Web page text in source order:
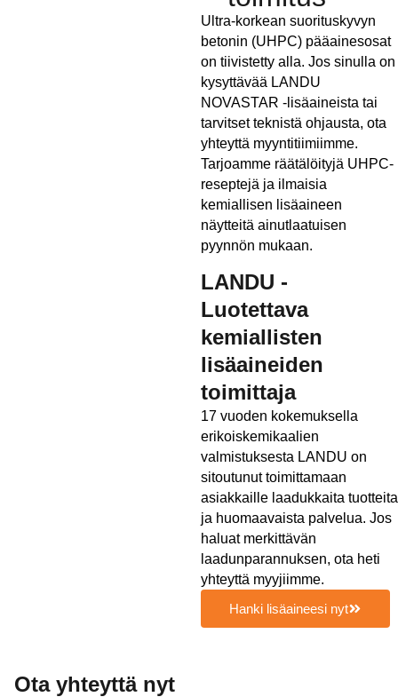
Ultra-korkean suorituskyvyn
betonin (UHPC) pääainesosat
on tiivistetty alla. Jos sinulla on
kysyttävää LANDU
NOVASTAR -lisäaineista tai
tarvitset teknistä ohjausta, ota
yhteyttä myyntitiimiimme.
Tarjoamme räätälöityjä UHPC-
reseptejä ja ilmaisia
kemiallisen lisäaineen
näytteitä ainutlaatuisen
pyynnön mukaan.
LANDU -
Luotettava
kemiallisten
lisäaineiden
toimittaja
17 vuoden kokemuksella
erikoiskemikaalien
valmistuksesta LANDU on
sitoutunut toimittamaan
asiakkaille laadukkaita tuotteita
ja huomaavaista palvelua. Jos
haluat merkittävän
laadunparannuksen, ota heti
yhteyttä myyjiimme.
Hanki lisäaineesi nyt
Ota yhteyttä nyt